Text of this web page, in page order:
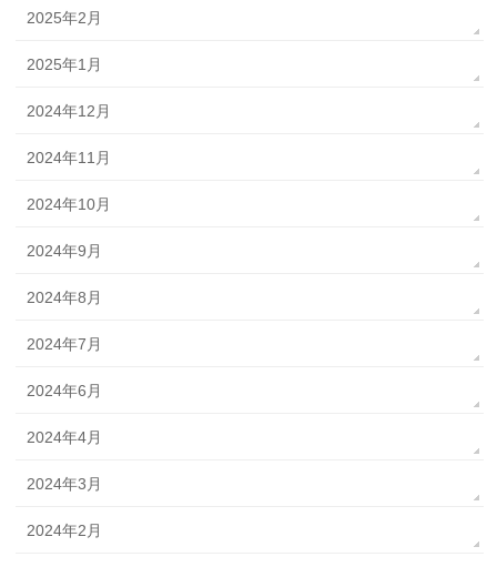
2025年2月
2025年1月
2024年12月
2024年11月
2024年10月
2024年9月
2024年8月
2024年7月
2024年6月
2024年4月
2024年3月
2024年2月